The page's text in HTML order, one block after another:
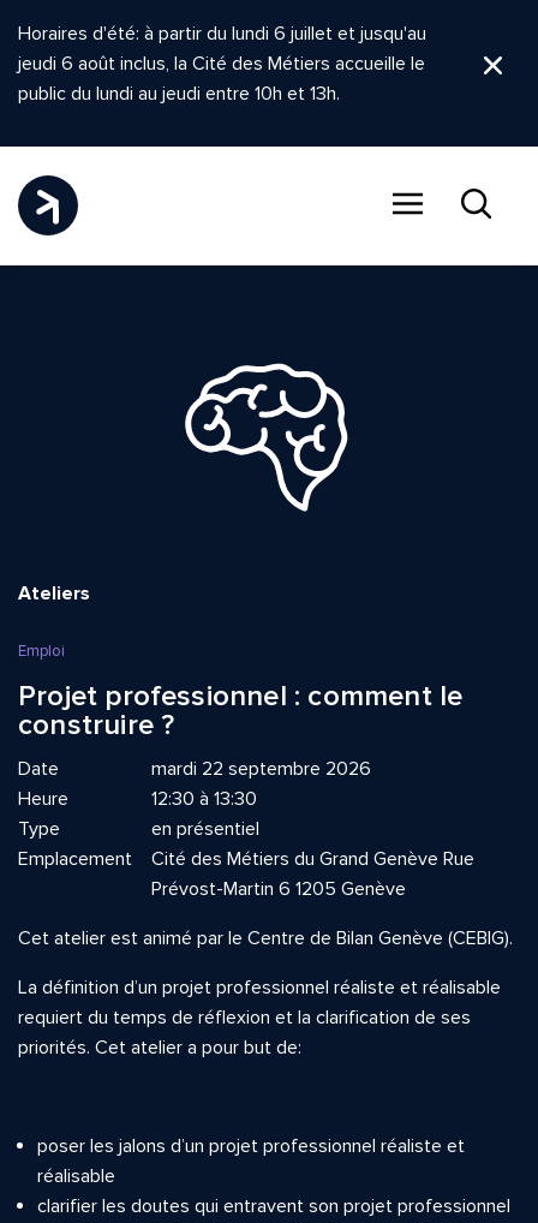
Horaires d'été: à partir du lundi 6 juillet et jusqu'au
jeudi 6 août inclus, la Cité des Métiers accueille le
public du lundi au jeudi entre 10h et 13h.
Ateliers
Emploi
Projet professionnel : comment le
construire ?
Date
mardi 22 septembre 2026
Heure
12:30 à 13:30
Type
en présentiel
Emplacement
Cité des Métiers du Grand Genève Rue
Prévost-Martin 6 1205 Genève
Cet atelier est animé par le Centre de Bilan Genève (CEBIG).
La définition d’un projet professionnel réaliste et réalisable
requiert du temps de réflexion et la clarification de ses
priorités. Cet atelier a pour but de:
poser les jalons d’un projet professionnel réaliste et
réalisable
clarifier les doutes qui entravent son projet professionnel